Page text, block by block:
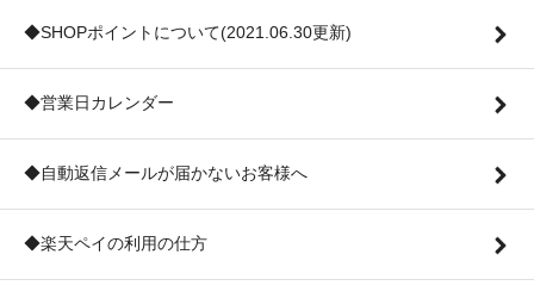
◆SHOPポイントについて(2021.06.30更新)
◆営業日カレンダー
◆自動返信メールが届かないお客様へ
◆楽天ペイの利用の仕方